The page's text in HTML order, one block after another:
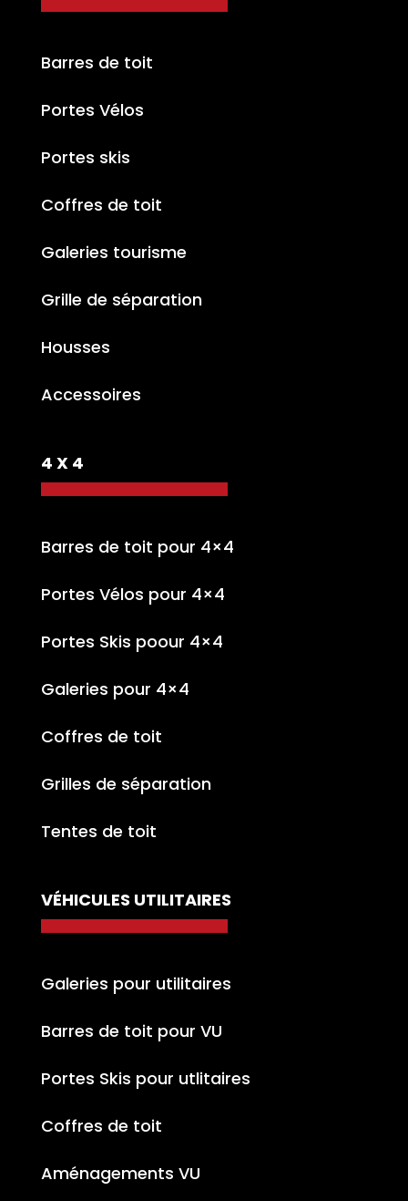
Barres de toit
Portes Vélos
Portes skis
Coffres de toit
Galeries tourisme
Grille de séparation
Housses
Accessoires
4 X 4
Barres de toit pour 4×4
Portes Vélos pour 4×4
Portes Skis poour 4×4
Galeries pour 4×4
Coffres de toit
Grilles de séparation
Tentes de toit
VÉHICULES UTILITAIRES
Galeries pour utilitaires
Barres de toit pour VU
Portes Skis pour utlitaires
Coffres de toit
Aménagements VU